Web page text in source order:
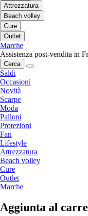
Attrezzatura
Beach volley
Cure
Outlet
Marche
Assistenza post-vendita in
Cerca
Saldi
Occasioni
Novità
Scarpe
Moda
Palloni
Protezioni
Fan
Lifestyle
Attrezzatura
Beach volley
Cure
Outlet
Marche
Aggiunta al